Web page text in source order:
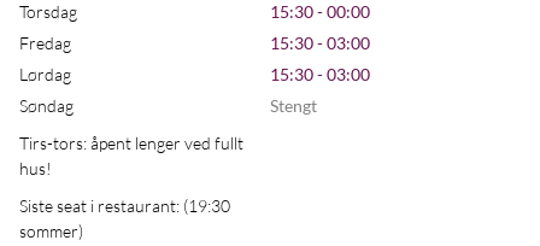
Torsdag
15:30 - 00:00
Fredag
15:30 - 03:00
Lørdag
15:30 - 03:00
Søndag
Stengt
Tirs-tors: åpent lenger ved fullt
hus!
Siste seat i restaurant: (19:30
sommer)